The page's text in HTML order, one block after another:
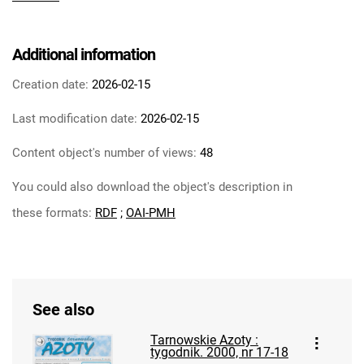
Tarnowie. 1984
Azotowych im. Feliksa Dzierżyńskiego w
Tarnowie. 1985
Azotowych im. Feliksa Dzierżyńskiego w
Tarnowskie Azoty : tygodnik Zakładów
Azotowych im. Feliksa Dzierżyńskiego w
Tarnowie. 1988
Azotowych im. Feliksa Dzierżyńskiego w
Additional information
Creation date: 2026-02-15
Last modification date: 2026-02-15
Content object's number of views: 48
You could also download the object's description in
these formats: RDF ; OAI-PMH
See also
Tarnowskie Azoty :
tygodnik. 2000, nr 17-18